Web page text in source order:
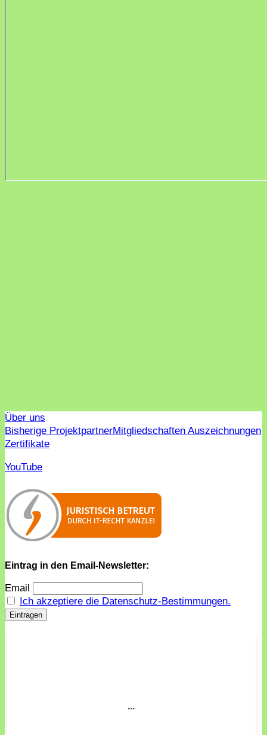
Über uns
Bisherige ProjektpartnerMitgliedschaften Auszeichnungen
Zertifikate
YouTube
Eintrag in den Email-Newsletter:
Email
Ich akzeptiere die Datenschutz-Bestimmungen.